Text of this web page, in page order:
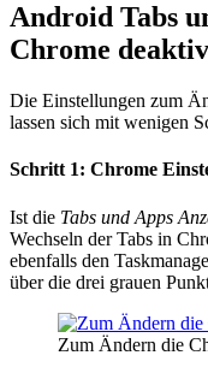
Android Tabs
Chrome
Die Einstellungen zum
lassen sich mit wenigen
Schritt 1: Chrome
Ist die Tabs und Apps
Wechseln der Tabs in
ebenfalls den
über die drei grauen
Zum Ändern die